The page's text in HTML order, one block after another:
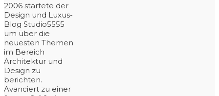
2006 startete der
Design und Luxus-
Blog Studio5555
um über die
neuesten Themen
im Bereich
Architektur und
Design zu
berichten.
Avanciert zu einer